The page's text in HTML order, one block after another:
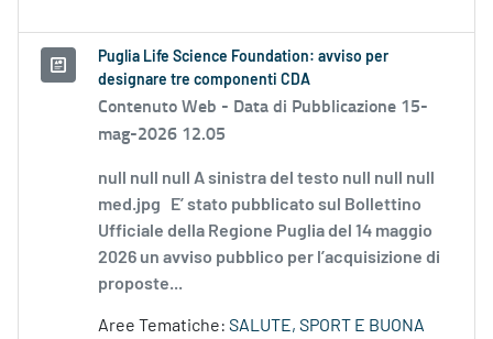
Puglia Life Science Foundation: avviso per
designare tre componenti CDA
Contenuto Web - Data di Pubblicazione 15-
mag-2026 12.05
null null null A sinistra del testo null null null
med.jpg E’ stato pubblicato sul Bollettino
Ufficiale della Regione Puglia del 14 maggio
2026 un avviso pubblico per l’acquisizione di
proposte...
Aree Tematiche: SALUTE, SPORT E BUONA